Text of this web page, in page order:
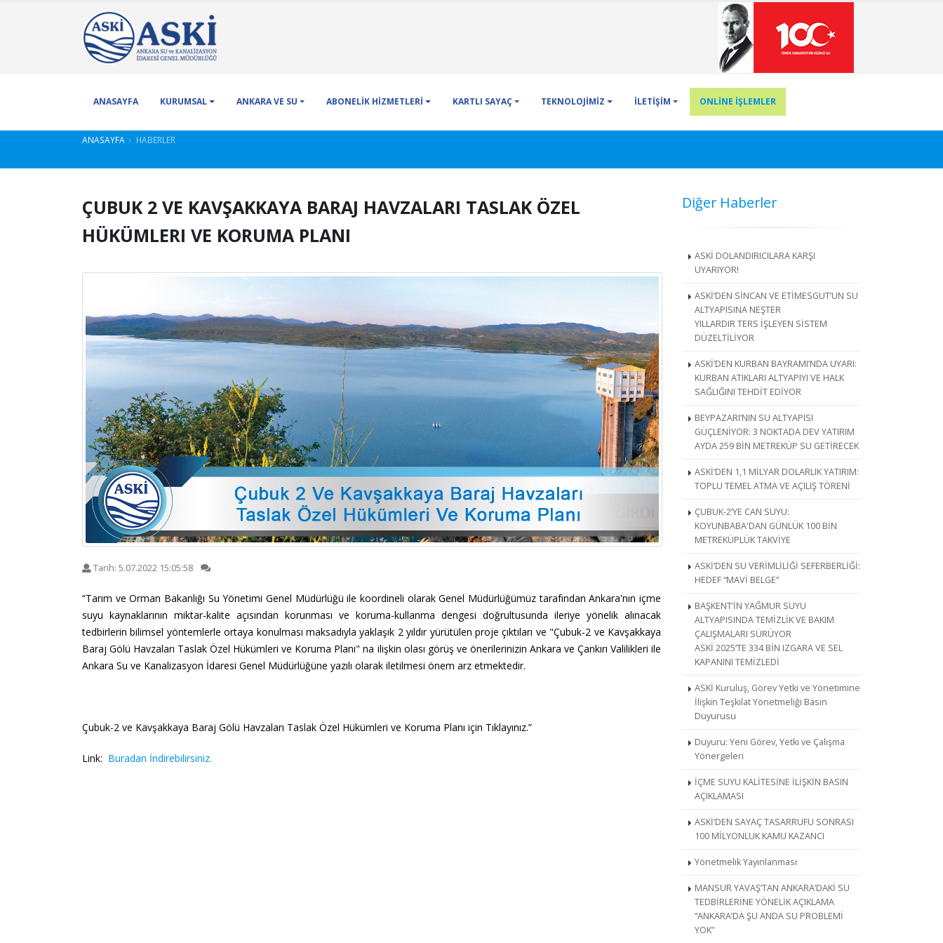
ANASAYFA KURUMSAL ANKARA VE SU ABONELİK HİZMETLERİ KARTLI SAYAÇ TEKNOLOJİMİZ İLETİŞİM ONLİNE İŞLEMLER
ANASAYFA HABERLER
ÇUBUK 2 VE KAVŞAKKAYA BARAJ HAVZALARI TASLAK ÖZEL
HÜKÜMLERI VE KORUMA PLANI
Tarih: 5.07.2022 15:05:58
“Tarım ve Orman Bakanlığı Su Yönetimi Genel Müdürlüğü ile koordineli olarak Genel Müdürlüğümüz tarafından Ankara'nın içme
suyu kaynaklarının miktar-kalite açısından korunması ve koruma-kullanma dengesi doğrultusunda ileriye yönelik alınacak
tedbirlerin bilimsel yöntemlerle ortaya konulması maksadıyla yaklaşık 2 yıldır yürütülen proje çıktıları ve "Çubuk-2 ve Kavşakkaya
Baraj Gölü Havzaları Taslak Özel Hükümleri ve Koruma Planı" na ilişkin olası görüş ve önerilerinizin Ankara ve Çankırı Valilikleri ile
Ankara Su ve Kanalizasyon İdaresi Genel Müdürlüğüne yazılı olarak iletilmesi önem arz etmektedir.
Çubuk-2 ve Kavşakkaya Baraj Gölü Havzaları Taslak Özel Hükümleri ve Koruma Planı için Tıklayınız.”
Link: Buradan İndirebilirsiniz.
Diğer Haberler
ASKİ DOLANDIRICILARA KARŞI
UYARIYOR!
ASKİ’DEN SİNCAN VE ETİMESGUT’UN SU
ALTYAPISINA NEŞTER
YILLARDIR TERS İŞLEYEN SİSTEM
DÜZELTİLİYOR
ASKİ’DEN KURBAN BAYRAMI’NDA UYARI:
KURBAN ATIKLARI ALTYAPIYI VE HALK
SAĞLIĞINI TEHDİT EDİYOR
BEYPAZARI’NIN SU ALTYAPISI
GÜÇLENİYOR: 3 NOKTADA DEV YATIRIM
AYDA 259 BİN METREKÜP SU GETİRECEK
ASKİ’DEN 1,1 MİLYAR DOLARLIK YATIRIM:
TOPLU TEMEL ATMA VE AÇILIŞ TÖRENİ
ÇUBUK-2’YE CAN SUYU:
KOYUNBABA'DAN GÜNLÜK 100 BİN
METREKÜPLÜK TAKVİYE
ASKİ’DEN SU VERİMLİLİĞİ SEFERBERLİĞİ:
HEDEF “MAVİ BELGE”
BAŞKENT’İN YAĞMUR SUYU
ALTYAPISINDA TEMİZLİK VE BAKIM
ÇALIŞMALARI SÜRÜYOR
ASKİ 2025’TE 334 BİN IZGARA VE SEL
KAPANINI TEMİZLEDİ
ASKİ Kuruluş, Görev Yetki ve Yönetimine
İlişkin Teşkilat Yönetmeliği Basın
Duyurusu
Duyuru: Yeni Görev, Yetki ve Çalışma
Yönergeleri
İÇME SUYU KALİTESİNE İLİŞKİN BASIN
AÇIKLAMASI
ASKİ’DEN SAYAÇ TASARRUFU SONRASI
100 MİLYONLUK KAMU KAZANCI
Yönetmelik Yayınlanması
MANSUR YAVAŞ’TAN ANKARA’DAKİ SU
TEDBİRLERİNE YÖNELİK AÇIKLAMA
“ANKARA’DA ŞU ANDA SU PROBLEMİ
YOK”